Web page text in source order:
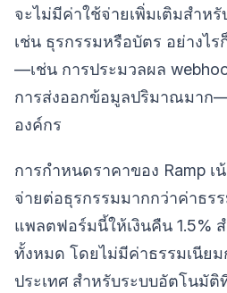
จะไม่มีค่าใช้จ่ายเพิ่มเติมสำห
เช่น ธุรกรรมหรือบัตร อย่างไ
—เช่น การประมวลผล
การส่งออกข้อมูลปริมาณมาก
องค์กร
การกำหนดราคาของ Ramp
จ่ายต่อธุรกรรมมากกว่าค่าธร
แพลตฟอร์มนี้ให้เงินคืน 1.5%
ทั้งหมด โดยไม่มีค่าธรรมเนียม
ประเทศ สำหรับระบบอัตโนมัติ